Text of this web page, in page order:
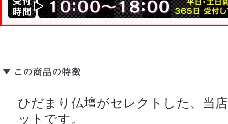
ひだまり仏壇がセレクトした、当
ットです。